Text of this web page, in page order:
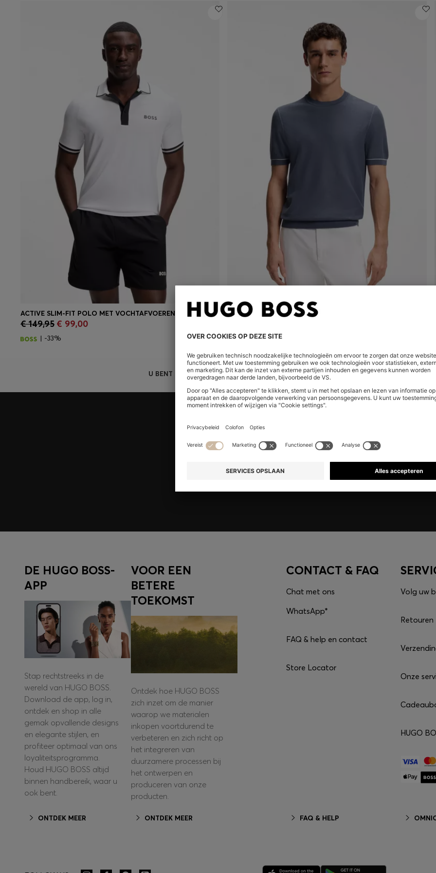
Snel shoppen(Selecteer uw maat)
ACTIVE SLIM-FIT POLO MET VOCHTAFVOERENDE EIGENSCHAPPEN
€ 149,95 € 99,00
| -33% | -30%
U BENT HIER Shop Dames Kleding Jassen en Mantels
Meld u aan om exclusieve aanbiedingen en voordelen te ontgrendelen, alleen
DE HUGO BOSS-
APP
Stap rechtstreeks in de
wereld van HUGO BOSS.
Download de app, log in,
ontdek en shop in alle
gemak opvallende designs
en elegante stijlen, en
profiteer optimaal van ons
loyaliteitsprogramma.
Houd HUGO BOSS altijd
binnen handbereik, waar u
ook bent.
ONTDEK MEER
VOOR EEN
BETERE
TOEKOMST
Ontdek hoe HUGO BOSS
zich inzet om de manier
waarop we materialen
inkopen voortdurend te
verbeteren en zich richt op
het integreren van
duurzamere processen bij
het ontwerpen en
produceren van onze
producten.
ONTDEK MEER
CONTACT & FAQ
Chat met ons
WhatsApp*
FAQ & help en contact
Store Locator
FAQ & HELP
Volg uw
Retouren
Onze
HUGO